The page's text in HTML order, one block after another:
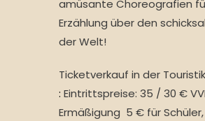
amüsante Choreografien
Erzählung über den
der Welt!
Ticketverkauf in der
: Eintrittspreise: 35 / 30 €
Ermäßigung 5 € für